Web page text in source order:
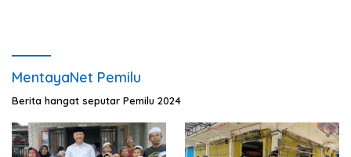
MentayaNet Pemilu
Berita hangat seputar Pemilu 2024